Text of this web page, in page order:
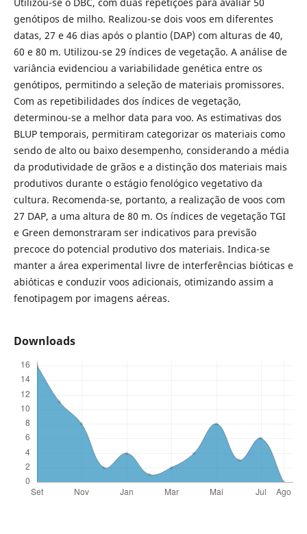
genótipos de milho. Realizou-se dois voos em diferentes
datas, 27 e 46 dias após o plantio (DAP) com alturas de 40,
60 e 80 m. Utilizou-se 29 índices de vegetação. A análise de
variância evidenciou a variabilidade genética entre os
genótipos, permitindo a seleção de materiais promissores.
Com as repetibilidades dos índices de vegetação,
determinou-se a melhor data para voo. As estimativas dos
BLUP temporais, permitiram categorizar os materiais como
sendo de alto ou baixo desempenho, considerando a média
da produtividade de grãos e a distinção dos materiais mais
produtivos durante o estágio fenológico vegetativo da
cultura. Recomenda-se, portanto, a realização de voos com
27 DAP, a uma altura de 80 m. Os índices de vegetação TGI
e Green demonstraram ser indicativos para previsão
precoce do potencial produtivo dos materiais. Indica-se
manter a área experimental livre de interferências bióticas e
abióticas e conduzir voos adicionais, otimizando assim a
fenotipagem por imagens aéreas.
Downloads